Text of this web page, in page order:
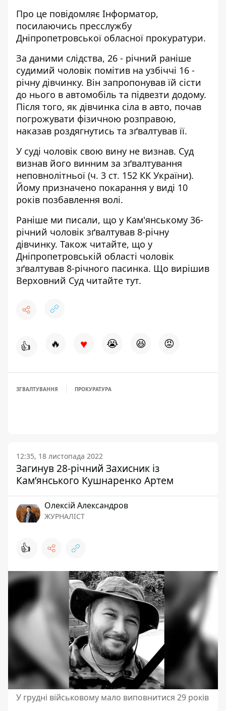
Про це повідомляє Інформатор,
посилаючись пресслужбу
Дніпропетровської обласної прокуратури.
За даними слідства, 26 - річний раніше
судимий чоловік помітив на узбіччі 16 -
річну дівчинку. Він запропонував їй сісти
до нього в автомобіль та підвезти додому.
Після того, як дівчинка сіла в авто, почав
погрожувати фізичною розправою,
наказав роздягнутись та зґвалтував її.
У суді чоловік свою вину не визнав. Суд
визнав його винним за зґвалтування
неповнолітньої (ч. 3 ст. 152 КК України).
Йому призначено покарання у виді 10
років позбавлення волі.
Раніше ми писали, що у Кам'янському 36-
річний чоловік зґвалтував 8-річну
дівчинку. Також читайте, що у
Дніпропетровській області чоловік
зґвалтував 8-річного пасинка. Що вирішив
Верховний Суд читайте тут.
👍 🔥 ♥ 😭 😆 😡
ЗГВАЛТУВАННЯ ПРОКУРАТУРА
12:35, 18 листопада 2022
Загинув 28-річний Захисник із
Кам’янського Кушнаренко Артем
Олексій Александров
ЖУРНАЛІСТ
👍
У грудні військовому мало виповнитися 29 років